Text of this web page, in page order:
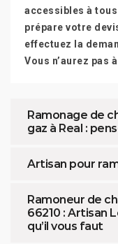
accessibles à tous
prépare votre
effectuez la
Vous n’aurez pas
Ramonage de
gaz à Real :
Artisan pour
Ramoneur de
66210 : Artisan
qu’il vous faut